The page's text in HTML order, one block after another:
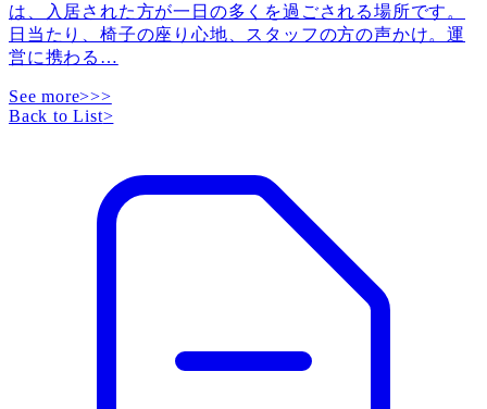
は、入居された方が一日の多くを過ごされる場所です。
日当たり、椅子の座り心地、スタッフの方の声かけ。運
営に携わる …
See more>>>
Back to List>